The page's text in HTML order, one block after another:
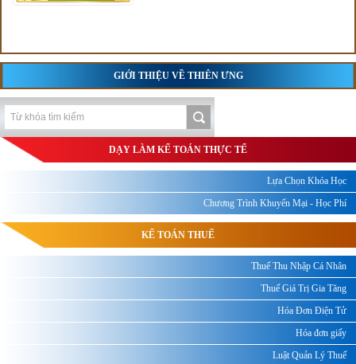
GIỚI THIỆU VỀ THIÊN ƯNG
DẠY LÀM KẾ TOÁN THỰC TẾ
Lựa Chọn Khóa Học
Chương Trình Khuyến Mại - Học Phí
KẾ TOÁN THUẾ
Thuế Thu Nhập Cá Nhân
Thuế Giá Trị Gia Tăng
Hóa Đơn Điện Tử
Hóa đơn giấy
Luật Quản Lý Thuế